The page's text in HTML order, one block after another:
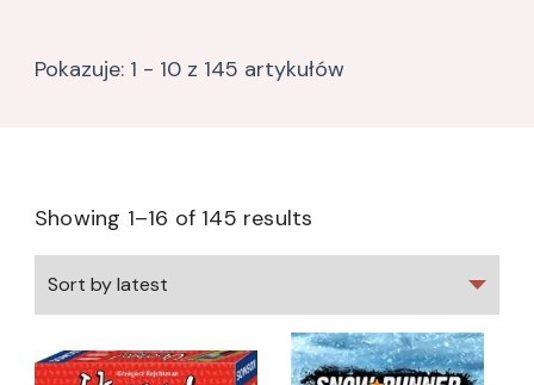
Pokazuje: 1 - 10 z 145 artykułów
Showing 1–16 of 145 results